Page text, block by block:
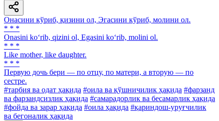
Онасини кўриб, қизини ол, Эгасини кўриб, молини ол.
* * *
Onasini ko‘rib, qizini ol, Egasini ko‘rib, molini ol.
* * *
Like mother, like daughter.
* * *
Первую дочь бери — по отцу, по матери, а вторую — по
сестре.
#тарбия ва одат ҳақида #оила ва қўшничилик ҳақида #фарзанд
ва фарзандсизлик ҳақида #самарадорлик ва бесамарлик ҳақида
#фойда ва зарар ҳақида #оила ҳақида #қариндош-уруғчилик
ва бегоналик ҳақида